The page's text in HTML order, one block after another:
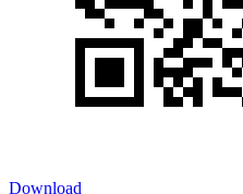
Download